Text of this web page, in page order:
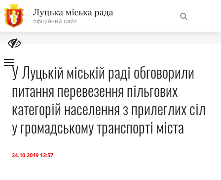
На
головну
Навігація
сайту
Про місто
Міська влада
У Луцькій міській раді обговорили
питання перевезення пільгових
категорій населення з прилеглих сіл
у громадському транспорті міста
24.10.2019 12:57